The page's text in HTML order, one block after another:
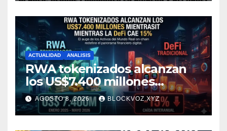
ACTUALIDAD ANALISIS
RWA tokenizados alcanzan
los US$7.400 millones
mientras la DeFi cae 15%
AGOSTO 8, 2026 BLOCKVOZ.XYZ